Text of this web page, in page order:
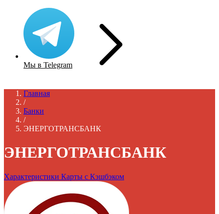
Мы в Telegram
Главная
/
Банки
/
ЭНЕРГОТРАНСБАНК
ЭНЕРГОТРАНСБАНК
Характеристики Карты с Кэшбэком